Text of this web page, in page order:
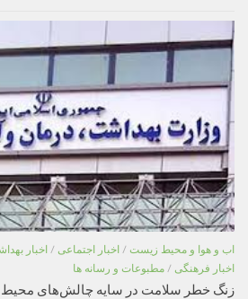
اب و هوا و محیط زیست / اخبار اجتماعی / اخبار
اخبار فرهنگی / مطبوعات و رسانه ها
زنگ خطر سلامت در سایه چالش‌های محیط